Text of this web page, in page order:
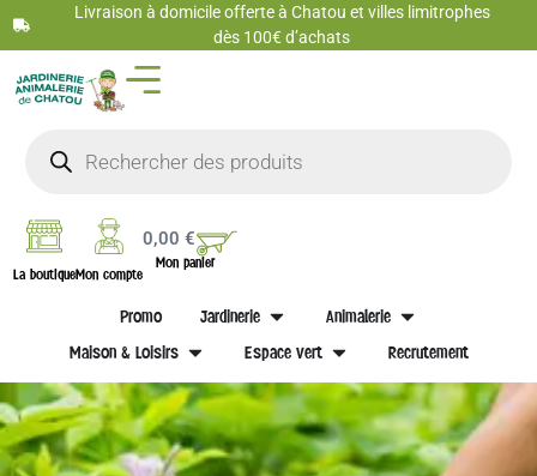
Livraison à domicile offerte à Chatou et villes limitrophes
dès 100€ d’achats
La boutiqueMon compte
0,00€
Mon panier
Promo Jardinerie
Animalerie
Maison & Loisirs
Espace vert Recrutement